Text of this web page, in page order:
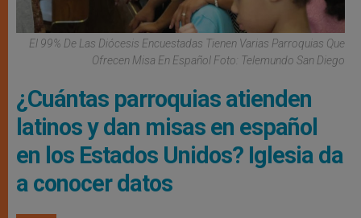
El 99% De Las Diócesis Encuestadas Tienen Varias Parroquias Que
Ofrecen Misa En Español Foto: Telemundo San Diego
¿Cuántas parroquias atienden
latinos y dan misas en español
en los Estados Unidos? Iglesia da
a conocer datos